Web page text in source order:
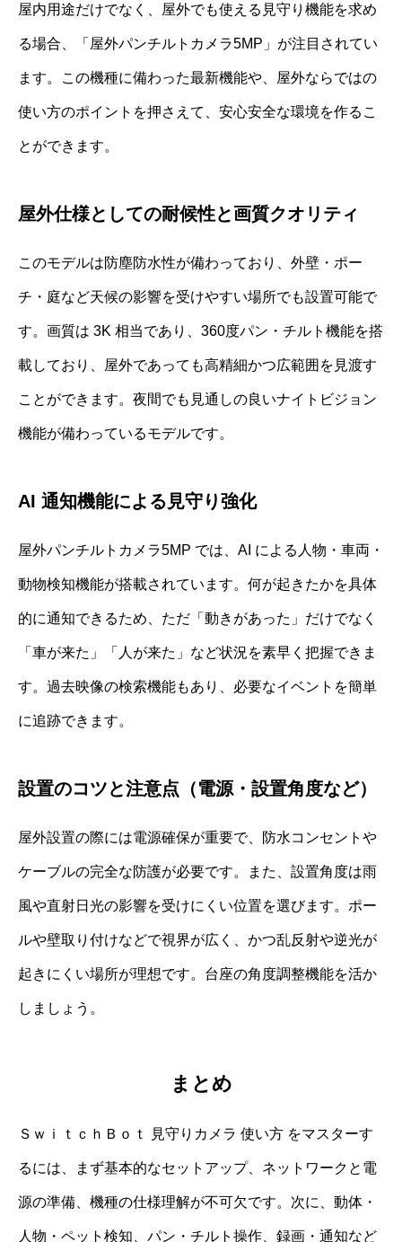
屋内用途だけでなく、屋外でも使える見守り機能を求め
る場合、「屋外パンチルトカメラ5MP」が注目されてい
ます。この機種に備わった最新機能や、屋外ならではの
使い方のポイントを押さえて、安心安全な環境を作るこ
とができます。
屋外仕様としての耐候性と画質クオリティ
このモデルは防塵防水性が備わっており、外壁・ポー
チ・庭など天候の影響を受けやすい場所でも設置可能で
す。画質は 3K 相当であり、360度パン・チルト機能を搭
載しており、屋外であっても高精細かつ広範囲を見渡す
ことができます。夜間でも見通しの良いナイトビジョン
機能が備わっているモデルです。
AI 通知機能による見守り強化
屋外パンチルトカメラ5MP では、AI による人物・車両・
動物検知機能が搭載されています。何が起きたかを具体
的に通知できるため、ただ「動きがあった」だけでなく
「車が来た」「人が来た」など状況を素早く把握できま
す。過去映像の検索機能もあり、必要なイベントを簡単
に追跡できます。
設置のコツと注意点（電源・設置角度など）
屋外設置の際には電源確保が重要で、防水コンセントや
ケーブルの完全な防護が必要です。また、設置角度は雨
風や直射日光の影響を受けにくい位置を選びます。ポー
ルや壁取り付けなどで視界が広く、かつ乱反射や逆光が
起きにくい場所が理想です。台座の角度調整機能を活か
しましょう。
まとめ
ＳｗｉｔｃｈＢｏｔ 見守りカメラ 使い方 をマスターす
るには、まず基本的なセットアップ、ネットワークと電
源の準備、機種の仕様理解が不可欠です。次に、動体・
人物・ペット検知、パン・チルト操作、録画・通知など